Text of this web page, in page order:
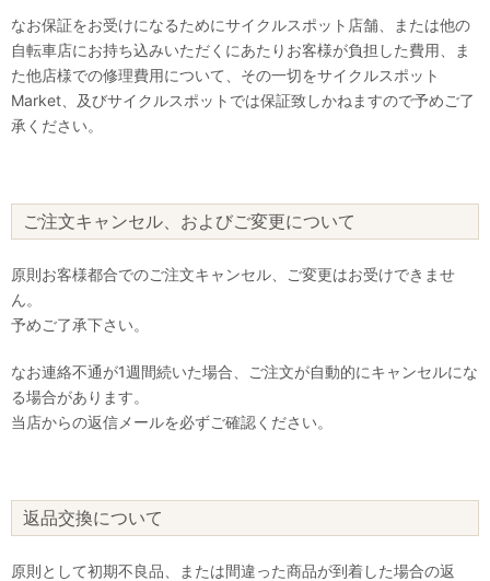
なお保証をお受けになるためにサイクルスポット店舗、または他の
自転車店にお持ち込みいただくにあたりお客様が負担した費用、ま
た他店様での修理費用について、その一切をサイクルスポット
Market、及びサイクルスポットでは保証致しかねますので予めご了
承ください。
ご注文キャンセル、およびご変更について
原則お客様都合でのご注文キャンセル、ご変更はお受けできませ
ん。
予めご了承下さい。
なお連絡不通が1週間続いた場合、ご注文が自動的にキャンセルにな
る場合があります。
当店からの返信メールを必ずご確認ください。
返品交換について
原則として初期不良品、または間違った商品が到着した場合の返